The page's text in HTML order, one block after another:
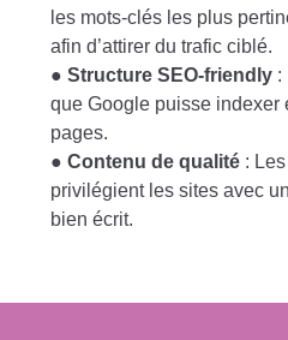
les mots-clés les plus
afin d’attirer du trafic ciblé.
● Structure SEO-friendly :
que Google puisse indexer
pages.
● Contenu de qualité :
privilégient les sites avec
bien écrit.